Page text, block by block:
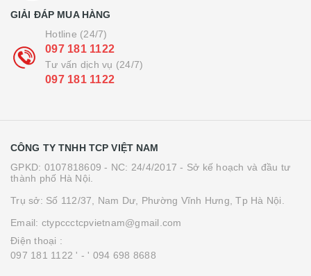
GIẢI ĐÁP MUA HÀNG
Hotline (24/7)
097 181 1122
Tư vấn dịch vụ (24/7)
097 181 1122
CÔNG TY TNHH TCP VIỆT NAM
GPKD: 0107818609 - NC: 24/4/2017 - Sở kế hoạch và đầu tư
thành phố Hà Nội.
Trụ sở: Số 112/37, Nam Dư, Phường Vĩnh Hưng, Tp Hà Nội.
Email: ctypccctcpvietnam@gmail.com
Điện thoại :
097 181 1122 ' - ' 094 698 8688